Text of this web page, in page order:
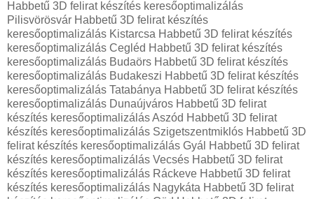
Habbetű 3D felirat készítés keresőoptimalizálás
Pilisvörösvár Habbetű 3D felirat készítés
keresőoptimalizálás Kistarcsa Habbetű 3D felirat készítés
keresőoptimalizálás Cegléd Habbetű 3D felirat készítés
keresőoptimalizálás Budaörs Habbetű 3D felirat készítés
keresőoptimalizálás Budakeszi Habbetű 3D felirat készítés
keresőoptimalizálás Tatabánya Habbetű 3D felirat készítés
keresőoptimalizálás Dunaújváros Habbetű 3D felirat
készítés keresőoptimalizálás Aszód Habbetű 3D felirat
készítés keresőoptimalizálás Szigetszentmiklós Habbetű 3D
felirat készítés keresőoptimalizálás Gyál Habbetű 3D felirat
készítés keresőoptimalizálás Vecsés Habbetű 3D felirat
készítés keresőoptimalizálás Ráckeve Habbetű 3D felirat
készítés keresőoptimalizálás Nagykáta Habbetű 3D felirat